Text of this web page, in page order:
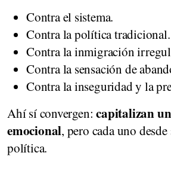
Contra el sistema.
Contra la política tradicional.
Contra la inmigración
Contra la sensación de
Contra la inseguridad y la
Ahí sí convergen:capitalizan
emocional, pero cada uno
política.